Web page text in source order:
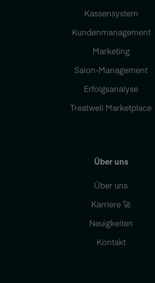
Kassensystem
Kundenmanagement
Marketing
Salon-Management
Erfolgsanalyse
Treatwell Marketplace
Über uns
Über uns
Karriere 🚀
Neuigkeiten
Kontakt